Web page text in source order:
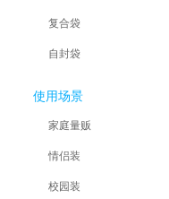
复合袋
自封袋
使用场景
家庭量贩
情侣装
校园装